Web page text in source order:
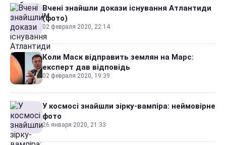
Вчені знайшли докази існування Атлантиди
(фото)
02 февраля 2020, 22:14
Коли Маск відправить землян на Марс:
експерт дав відповідь
02 февраля 2020, 19:39
У космосі знайшли зірку-вампіра: неймовірне
фото
26 января 2020, 21:33